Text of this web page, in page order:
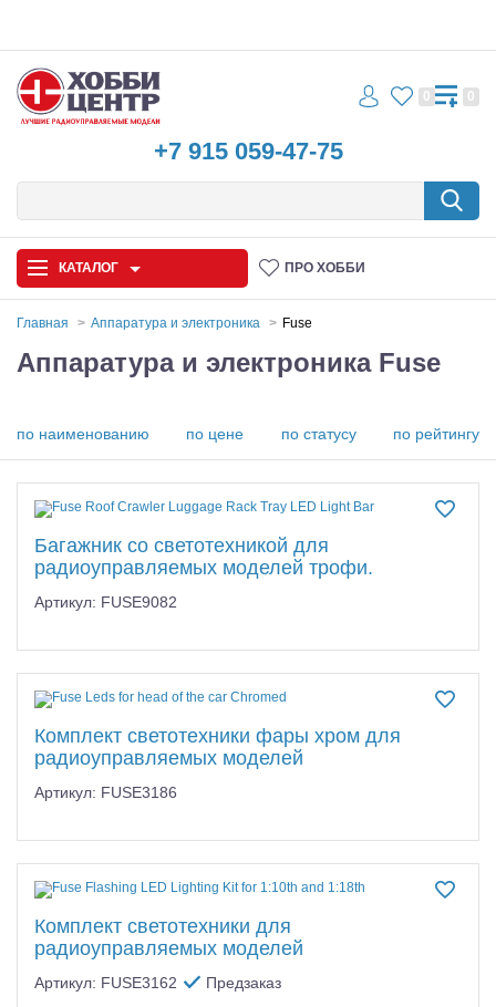
+7 915 059-47-75
0 0
КАТАЛОГ ПРО ХОББИ
Автомодели
Игрушки
Самолеты
Квадрокоптеры
Судомодели
Аппаратура и электроника
Аккумуляторы и батарейки
Зарядные устройства и блоки питания
Инструмент,измерительные приборы,расходники
Главная Аппаратура и электроника Fuse
Аппаратура и электроника Fuse
по наименованию по цене по статусу по рейтингу
Багажник со светотехникой для
радиоуправляемых моделей трофи.
Артикул: FUSE9082
Комплект светотехники фары хром для
радиоуправляемых моделей
Артикул: FUSE3186
Комплект светотехники для
радиоуправляемых моделей
Артикул: FUSE3162 Предзаказ